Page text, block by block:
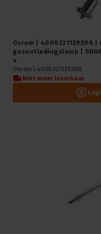
Osram | 4008321129208
gasontladingslamp |
4
Osram | 4008321129208
Niet meer leverbaar